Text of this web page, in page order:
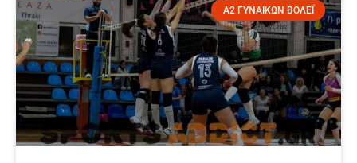
Α2 ΓΥΝΑΙΚΩΝ ΒΟΛΕΪ